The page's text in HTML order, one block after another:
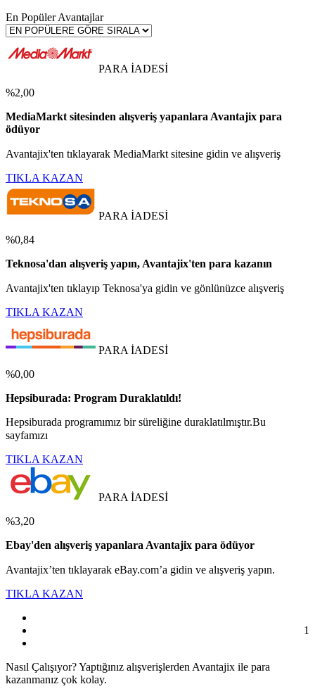
En Popüler Avantajlar
PARA İADESİ
%2,00
MediaMarkt sitesinden alışveriş yapanlara Avantajix para
ödüyor
Avantajix'ten tıklayarak MediaMarkt sitesine gidin ve alışveriş
TIKLA KAZAN
PARA İADESİ
%0,84
Teknosa'dan alışveriş yapın, Avantajix'ten para kazanın
Avantajix'ten tıklayıp Teknosa'ya gidin ve gönlünüzce alışveriş
TIKLA KAZAN
PARA İADESİ
%0,00
Hepsiburada: Program Duraklatıldı!
Hepsiburada programımız bir süreliğine duraklatılmıştır.Bu
sayfamızı
TIKLA KAZAN
PARA İADESİ
%3,20
Ebay'den alışveriş yapanlara Avantajix para ödüyor
Avantajix’ten tıklayarak eBay.com’a gidin ve alışveriş yapın.
TIKLA KAZAN
1
Nasıl Çalışıyor?Yaptığınız alışverişlerden Avantajix ile para
kazanmanız çok kolay.